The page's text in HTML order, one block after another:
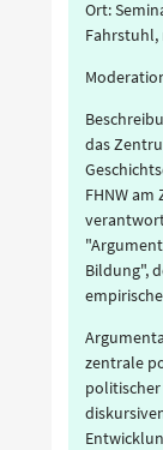
Ort:
Fahrstuhl,
das
FHNW
Bildung",
zentrale